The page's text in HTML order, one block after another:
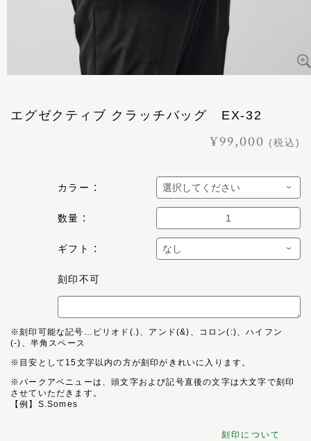
エグゼクティブ クラッチバッグ EX-32
¥99,000 (税込)
カラー
数量
ギフト
刻印不可
※刻印可能な記号…ピリオド(.)、アンド(&)、コロン(:)、ハイフン
(-)、半角スペース
※目安として15文字以内の方が刻印がきれいに入ります。
※パークアベニューは、頭文字および記号直後の文字は大文字で刻印
させていただきます。
【例】S.Somes
刻印について